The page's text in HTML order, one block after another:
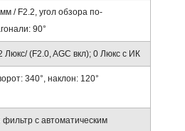
/ F2.2, угол обзора по-
90°
Люкс/ (F2.0, AGC вкл); 0 Люкс с ИК
340°, наклон: 120°
фильтр с автоматическим